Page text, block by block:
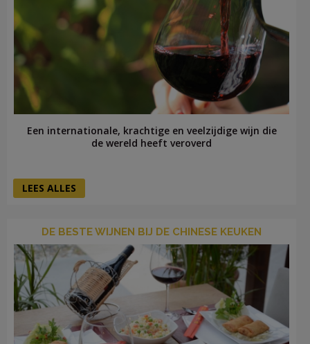
Een internationale, krachtige en veelzijdige wijn die
de wereld heeft veroverd
LEES ALLES
DE BESTE WIJNEN BIJ DE CHINESE KEUKEN